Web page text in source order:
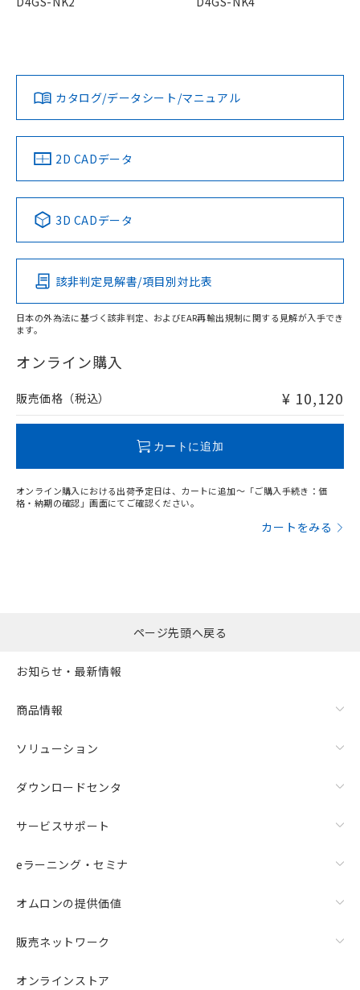
"対応済み"や非含有の記載がされた商品であっても、流通
在庫等で未対応品が混在する可能性があります。
カタログ/データシート/マニュアル
2D CADデータ
3D CADデータ
該非判定見解書/項目別対比表
日本の外為法に基づく該非判定、およびEAR再輸出規制に関する見解が入手でき
ます。
オンライン購入
販売価格（税込） ¥ 10,120
カートに追加
オンライン購入における出荷予定日は、カートに追加～「ご購入手続き：価
格・納期の確認」画面にてご確認ください。
カートをみる
ご相談ください。
オムロン制御機器販売店や当社販売拠
点は「販売ネットワーク
」をご確認
ください。
在庫状況および標準価格結果を当社の
事前の承諾なく第三者に漏洩または開
示しないようお願いします。
マイパーツ機能（部品リスト作成サー
お客様が当ウェブサイト上で当社にご
登録された部品リストについて、当社
および当社の共同利用者が、当社の製
引・商談に必要な範囲で利用すること
をご了承ください。
の共同利用に関して"
の「1.共同利
用者の範囲」に記載されている法人を
指します。
六価クロム(Cr(Ⅵ)) 1000ppm以下、ポリ臭化ビフェニル
但し、RoHS指令で産業用監視および制御機器に対する
適用除外項目は除く。
フタル酸エステル類の４物質については閾値を超える意
※2 対応予定月
部品在庫の切り替え状況などにより、予定
月が前後することがあります。
51物質の非含有証明書（当社基準）
※本証明書は発行日時点で非含有を証明す
ものではありません。
また、RoHS指令のフタル酸エステル類４
物質の対応では、対応完了までの期間は出
荷製品に未対応品が混在することから備考
既に当社にて対応品への在庫切替を完了
イソブチル) : 1000ppm、 BBP(フタル酸ブチルベンジ
DEHP(フタル酸ビス(2-エチルヘキシル)) : 1000ppm
「ｅ」：有害物質（10物質）のすべてが基
準値以下であることを示します。
「10」：通常の使用状況下において有害物
質が外部に漏えいし、環境に深刻な影響を
及ぼさない年数を意味します。
「－」：未確認です。当社販売部門へお問
い合わせください。
可)を取得するなどの必要な手続きを
いよう必要な手段を講じます。
当社は貴社製品を、核兵器、ミサイ
当社は、貴社製品を第三者に販売する
場合は、上記1、2および3の内容を当
該第三者に通知します。また当社は、
販売先および販売に係わる関係者が違
法に輸出するおそれがある場合は、取
り引きをいたしません。
△ 一定数には満たないが在庫あり
機器販売店・当社販売員にご確
認ください)
空
白
受注生産機種、また在庫状況の
情報を公開していない機種
ページ先頭へ戻る
お知らせ・最新情報
商品情報
ソリューション
ダウンロードセンタ
サービスサポート
eラーニング・セミナ
オムロンの提供価値
販売ネットワーク
オンラインストア